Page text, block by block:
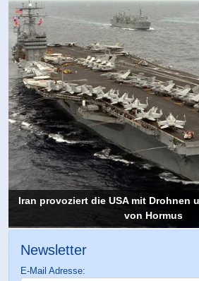
Iran provoziert die USA mit Drohnen
von Hormus
Newsletter
E-Mail Adresse: